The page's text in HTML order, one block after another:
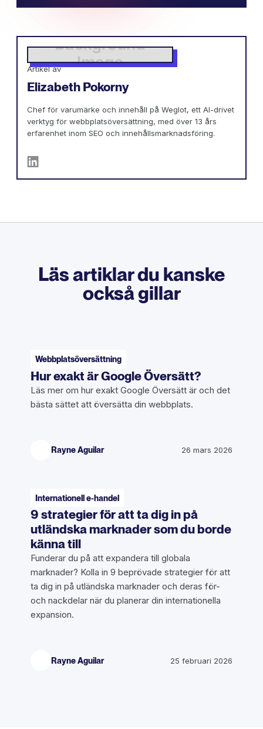
Artikel av
Elizabeth Pokorny
Chef för varumärke och innehåll på Weglot, ett AI-drivet
verktyg för webbplatsöversättning, med över 13 års
erfarenhet inom SEO och innehållsmarknadsföring.
Läs artiklar du kanske
också gillar
Webbplatsöversättning
Hur exakt är Google Översätt?
Läs mer om hur exakt Google Översätt är och det
bästa sättet att översätta din webbplats.
Rayne Aguilar 26 mars 2026
Internationell e-handel
9 strategier för att ta dig in på
utländska marknader som du borde
känna till
Funderar du på att expandera till globala
marknader? Kolla in 9 beprövade strategier för att
ta dig in på utländska marknader och deras för-
och nackdelar när du planerar din internationella
expansion.
Rayne Aguilar 25 februari 2026